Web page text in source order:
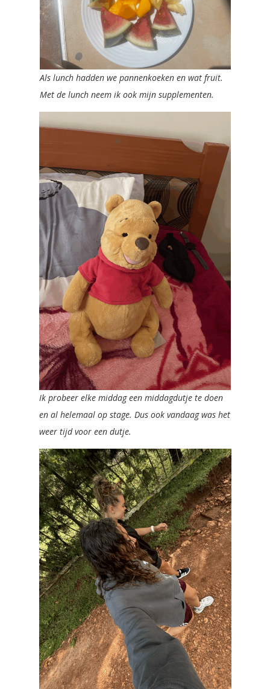
Als lunch hadden we pannenkoeken en wat fruit.
Met de lunch neem ik ook mijn supplementen.
Ik probeer elke middag een middagdutje te doen
en al helemaal op stage. Dus ook vandaag was het
weer tijd voor een dutje.